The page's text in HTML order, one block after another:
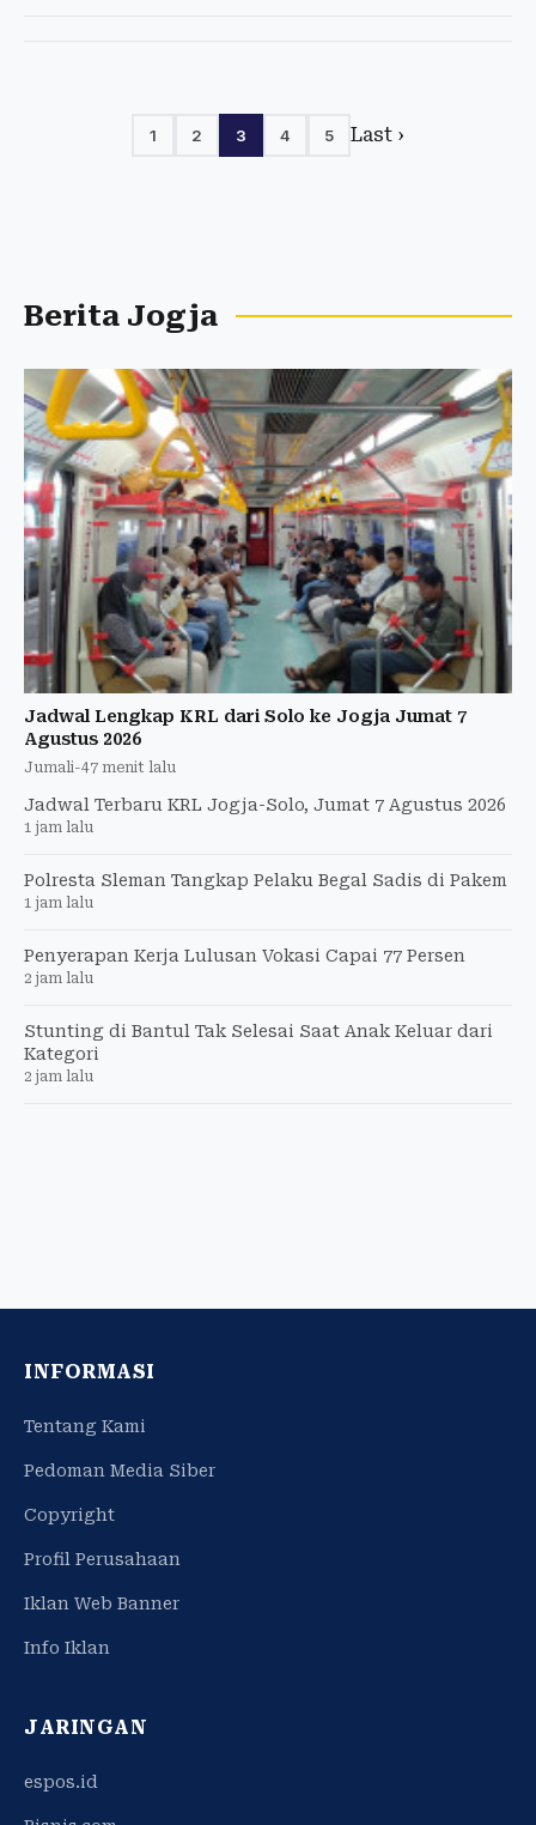
1 2 3 4 5 Last ›
Berita Jogja
Jadwal Lengkap KRL dari Solo ke Jogja Jumat 7
Agustus 2026
Jumali-47 menit lalu
Jadwal Terbaru KRL Jogja-Solo, Jumat 7 Agustus 2026
1 jam lalu
Polresta Sleman Tangkap Pelaku Begal Sadis di Pakem
1 jam lalu
Penyerapan Kerja Lulusan Vokasi Capai 77 Persen
2 jam lalu
Stunting di Bantul Tak Selesai Saat Anak Keluar dari
Kategori
2 jam lalu
INFORMASI
Tentang Kami
Pedoman Media Siber
Copyright
Profil Perusahaan
Iklan Web Banner
Info Iklan
JARINGAN
espos.id